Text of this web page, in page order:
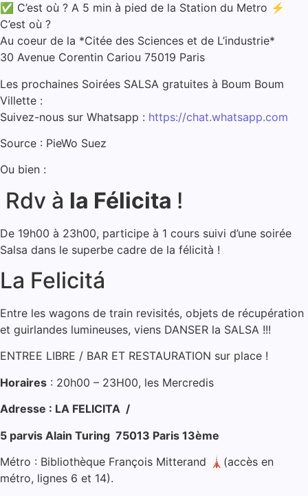
✅ C’est où ? A 5 min à pied de la Station du Metro ⚡
C’est où ?
Au coeur de la *Citée des Sciences et de L’industrie*
30 Avenue Corentin Cariou 75019 Paris
Les prochaines Soirées SALSA gratuites à Boum Boum
Villette :
Suivez-nous sur Whatsapp : https://chat.whatsapp.com
Source : PieWo Suez
Ou bien :
Rdv à la Félicita !
De 19h00 à 23h00, participe à 1 cours suivi d’une soirée
Salsa dans le superbe cadre de la félicità !
La Felicitá
Entre les wagons de train revisités, objets de récupération
et guirlandes lumineuses, viens DANSER la SALSA !!!
ENTREE LIBRE / BAR ET RESTAURATION sur place !
Horaires : 20h00 – 23H00, les Mercredis
Adresse : LA FELICITA /
5 parvis Alain Turing 75013 Paris 13ème
Métro : Bibliothèque François Mitterand 🗼(accès en
métro, lignes 6 et 14).